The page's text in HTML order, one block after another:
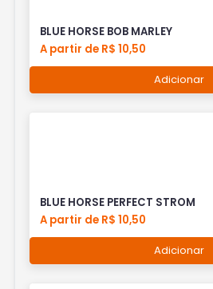
BLUE HORSE BOB MARLEY
A partir de R$ 10,50
Adicionar
BLUE HORSE PERFECT STROM
A partir de R$ 10,50
Adicionar